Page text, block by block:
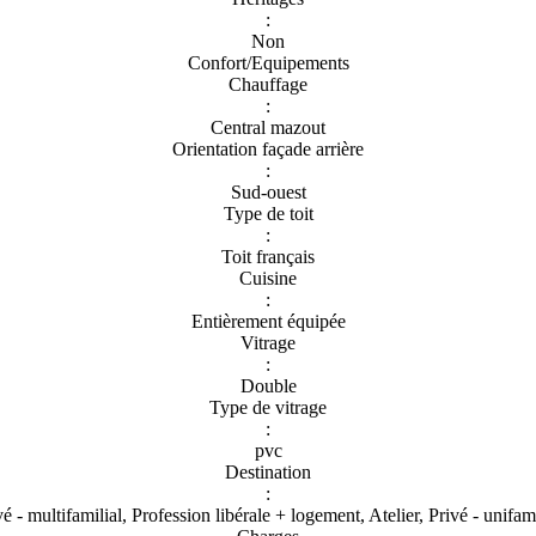
:
Non
Confort/Equipements
Chauffage
:
Central mazout
Orientation façade arrière
:
Sud-ouest
Type de toit
:
Toit français
Cuisine
:
Entièrement équipée
Vitrage
:
Double
Type de vitrage
:
pvc
Destination
:
- multifamilial, Profession libérale + logement, Atelier, Privé -